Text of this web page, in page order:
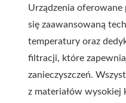
Urządzenia oferowane
się zaawansowaną
temperatury oraz
filtracji, które
zanieczyszczeń.
z materiałów wysokiej